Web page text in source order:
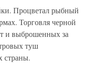
Процветал рыбный
Торговля черной
и выброшенных за
туш
страны.